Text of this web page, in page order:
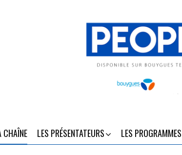
CHAÎNE LES PRÉSENTATEURS LES PROGRAMMES